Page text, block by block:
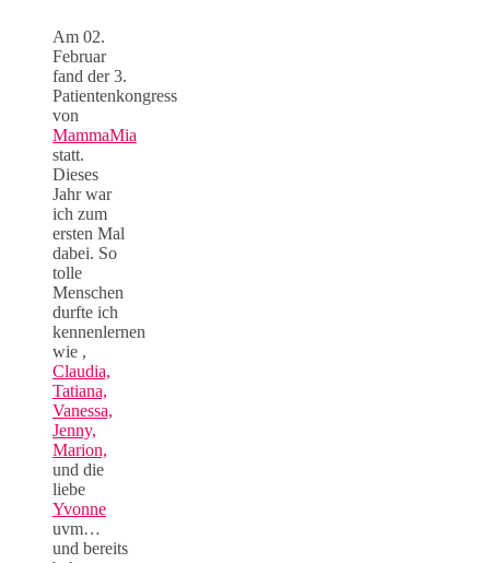
Am 02.
Februar
fand der 3.
Patientenkongress
von
MammaMia
statt.
Dieses
Jahr war
ich zum
ersten Mal
dabei. So
tolle
Menschen
durfte ich
kennenlernen
wie ,
Claudia,
Tatiana,
Vanessa,
Jenny,
Marion,
und die
liebe
Yvonne
uvm…
und bereits